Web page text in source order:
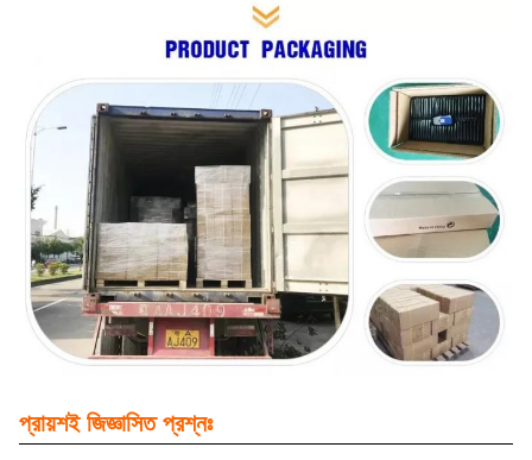
প্রায়শই জিজ্ঞাসিত প্রশ্নঃ